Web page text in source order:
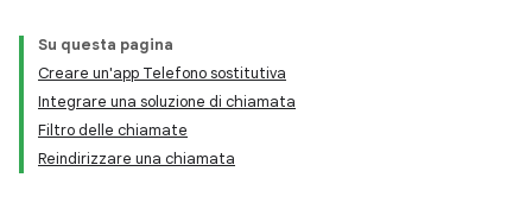
Su questa pagina
Creare un'app Telefono sostitutiva
Integrare una soluzione di chiamata
Filtro delle chiamate
Reindirizzare una chiamata